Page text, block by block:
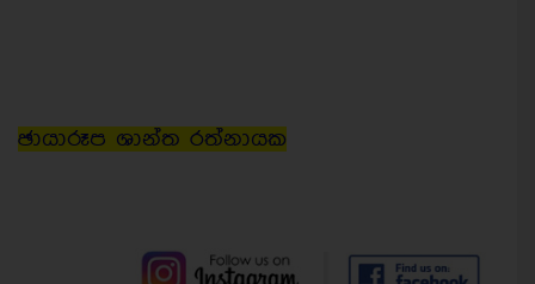
ඡායාරූප ශාන්ත රත්නායක